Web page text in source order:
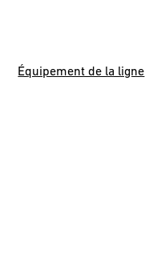
Équipement de la ligne